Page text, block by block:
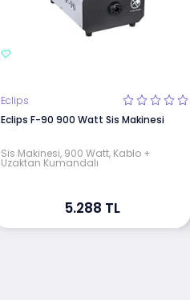
Eclips
Eclips F-90 900 Watt Sis Makinesi
Sis Makinesi, 900 Watt, Kablo +
Uzaktan Kumandalı
5.288 TL